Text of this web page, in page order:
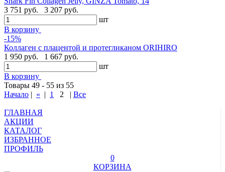
3 751 руб.
3 207 руб.
шт
В корзину
-15%
Коллаген с плацентой и протегликаном ORIHIRO
1 950 руб.
1 667 руб.
шт
В корзину
Товары 49 - 55 из 55
Начало | « | 1 2 | Все
ГЛАВНАЯ
АКЦИИ
КАТАЛОГ
ИЗБРАННОЕ
ПРОФИЛЬ
0
КОРЗИНА